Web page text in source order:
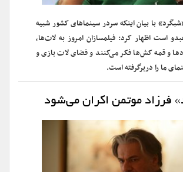
با بیان اینکه سردر سینماهای کشور شبیه
است اظهار کرد: فیلمسازان امروز به لات‌ها،
و قمه کش‌ها فکر می‌کنند و فضای لات بازی و
ما را دربرگرفته است.
فرزاد موتمن اکران می‌شود